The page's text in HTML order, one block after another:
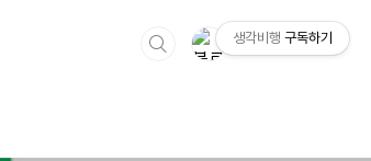
생각비행 구독하기